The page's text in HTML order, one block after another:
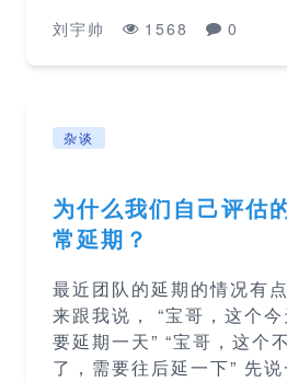
刘宇帅 1568 0
杂谈
为什么我们自己评估
常延期？
最近团队的延期的情况有
来跟我说， “宝哥，这个
要延期一天” “宝哥，这个
了，需要往后延一下” 先